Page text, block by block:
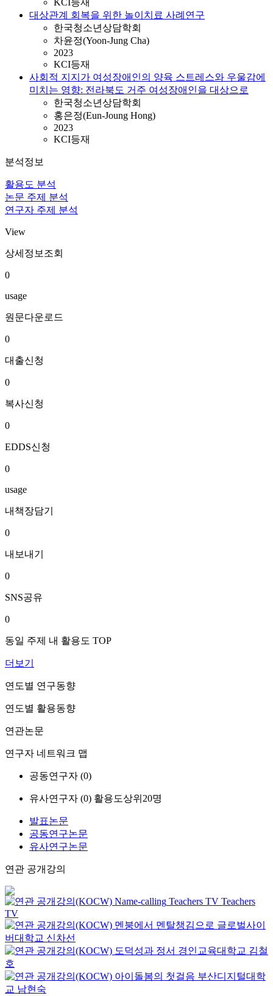
KCI등재
대상관계 회복을 위한 놀이치료 사례연구
한국청소년상담학회
차윤정(Yoon-Jung Cha)
2023
KCI등재
사회적 지지가 여성장애인의 양육 스트레스와 우울감에
미치는 영향: 전라북도 거주 여성장애인을 대상으로
한국청소년상담학회
홍은정(Eun-Joung Hong)
2023
KCI등재
분석정보
활용도 분석
논문 주제 분석
연구자 주제 분석
View
상세정보조회
0
usage
원문다운로드
0
대출신청
0
복사신청
0
EDDS신청
0
usage
내책장담기
0
내보내기
0
SNS공유
0
동일 주제 내 활용도 TOP
더보기
연도별 연구동향
연도별 활용동향
연관논문
연구자 네트워크 맵
공동연구자 (0)
유사연구자 (0) 활용도상위20명
발표논문
공동연구논문
유사연구논문
연관 공개강의
Name-calling Teachers TV Teachers
TV
멘붕에서 멘탈챙김으로 글로벌사이
버대학교 신차선
도덕성과 정서 경인교육대학교 김철
호
아이돌봄의 첫걸음 부산디지털대학
교 남현숙